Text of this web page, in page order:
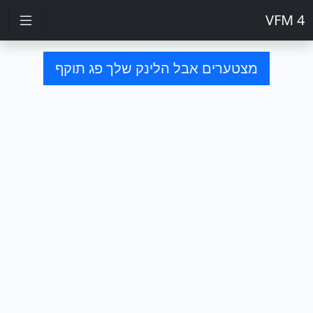
VFM 4
מצטערים אבל הלינק שלך פג תוקף